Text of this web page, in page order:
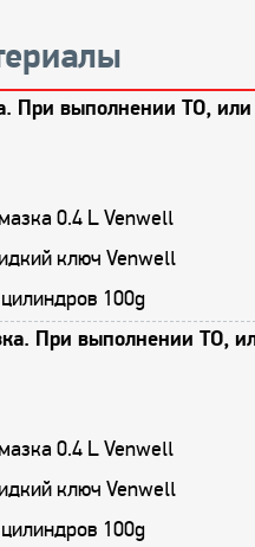
При выполнении ТО,
0.4 L Venwell
ключ Venwell
100g
При выполнении ТО,
0.4 L Venwell
ключ Venwell
100g